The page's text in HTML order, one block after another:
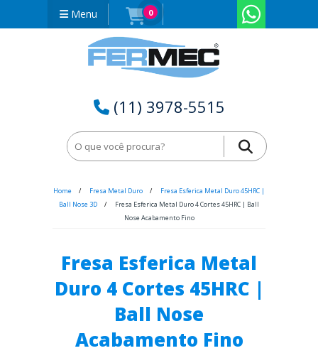
Menu 0
(11) 3978-5515
Home Fresa Metal Duro
Fresa Esferica Metal Duro 45HRC |
Ball Nose 3D
Fresa Esferica Metal Duro 4 Cortes 45HRC | Ball
Nose Acabamento Fino
Fresa Esferica Metal
Duro 4 Cortes 45HRC |
Ball Nose
Acabamento Fino